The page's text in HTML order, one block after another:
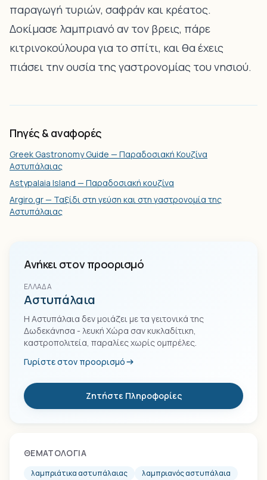
παραγωγή τυριών, σαφράν και κρέατος.
Δοκίμασε λαμπριανό αν τον βρεις, πάρε
κιτρινοκούλουρα για το σπίτι, και θα έχεις
πιάσει την ουσία της γαστρονομίας του νησιού.
Πηγές & αναφορές
Greek Gastronomy Guide — Παραδοσιακή Κουζίνα
Αστυπάλαιας
Astypalaia Island — Παραδοσιακή κουζίνα
Argiro.gr — Ταξίδι στη γεύση και στη γαστρονομία της
Αστυπάλαιας
Ανήκει στον προορισμό
ΕΛΛΆΔΑ
Αστυπάλαια
Η Αστυπάλαια δεν μοιάζει με τα γειτονικά της
Δωδεκάνησα - λευκή Χώρα σαν κυκλαδίτικη,
καστροπολιτεία, παραλίες χωρίς ομπρέλες.
Γυρίστε στον προορισμό
Ζητήστε Πληροφορίες
ΘΕΜΑΤΟΛΟΓΊΑ
λαμπριάτικα αστυπάλαιας λαμπριανός αστυπάλαια